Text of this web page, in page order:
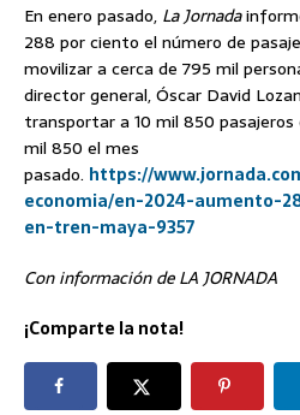
En enero pasado, La Jornada
288 por ciento el número de
movilizar a cerca de 795 mil
director general, Óscar David
transportar a 10 mil 850 pasajeros
mil 850 el mes
pasado. https://
economia/en-2024-aumento-
en-tren-maya-9357
Con información de LA JORNADA
¡Comparte la nota!